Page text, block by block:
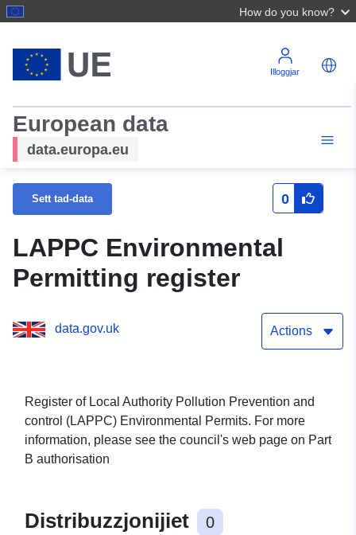
How do you know?
Illoggjar
European data
data.europa.eu
Sett tad-data 0
LAPPC Environmental
Permitting register
data.gov.uk Actions
Register of Local Authority Pollution Prevention and
control (LAPPC) Environmental Permits. For more
information, please see the council's web page on Part
B authorisation
Distribuzzjonijiet 0